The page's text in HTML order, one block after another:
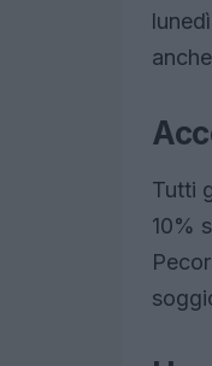
Tutti
10%